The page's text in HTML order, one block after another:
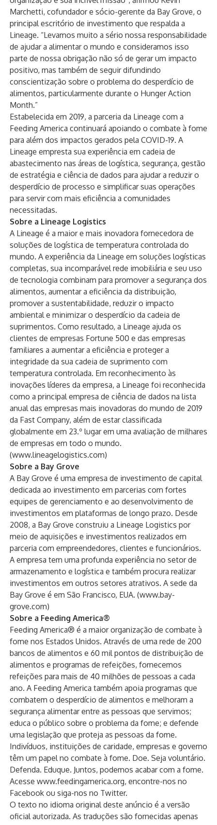
Marchetti, cofundador e sócio-gerente da Bay Grove, o
principal escritório de investimento que respalda a
Lineage. “Levamos muito a sério nossa responsabilidade
de ajudar a alimentar o mundo e consideramos isso
parte de nossa obrigação não só de gerar um impacto
positivo, mas também de seguir difundindo
conscientização sobre o problema do desperdício de
alimentos, particularmente durante o Hunger Action
Month.”
Estabelecida em 2019, a parceria da Lineage com a
Feeding America continuará apoiando o combate à fome
para além dos impactos gerados pela COVID-19. A
Lineage empresta sua experiência em cadeia de
abastecimento nas áreas de logística, segurança, gestão
de estratégia e ciência de dados para ajudar a reduzir o
desperdício de processo e simplificar suas operações
para servir com mais eficiência a comunidades
necessitadas.
Sobre a Lineage Logistics
A Lineage é a maior e mais inovadora fornecedora de
soluções de logística de temperatura controlada do
mundo. A experiência da Lineage em soluções logísticas
completas, sua incomparável rede imobiliária e seu uso
de tecnologia combinam para promover a segurança dos
alimentos, aumentar a eficiência da distribuição,
promover a sustentabilidade, reduzir o impacto
ambiental e minimizar o desperdício da cadeia de
suprimentos. Como resultado, a Lineage ajuda os
clientes de empresas Fortune 500 e das empresas
familiares a aumentar a eficiência e proteger a
integridade da sua cadeia de suprimento com
temperatura controlada. Em reconhecimento às
inovações líderes da empresa, a Lineage foi reconhecida
como a principal empresa de ciência de dados na lista
anual das empresas mais inovadoras do mundo de 2019
da Fast Company, além de estar classificada
globalmente em 23.º lugar em uma avaliação de milhares
de empresas em todo o mundo.
(www.lineagelogistics.com)
Sobre a Bay Grove
A Bay Grove é uma empresa de investimento de capital
dedicada ao investimento em parcerias com fortes
equipes de gerenciamento e ao desenvolvimento de
investimentos em plataformas de longo prazo. Desde
2008, a Bay Grove construiu a Lineage Logistics por
meio de aquisições e investimentos realizados em
parceria com empreendedores, clientes e funcionários.
A empresa tem uma profunda experiência no setor de
armazenamento e logística e também procura realizar
investimentos em outros setores atrativos. A sede da
Bay Grove é em São Francisco, EUA. (www.bay-
grove.com)
Sobre a Feeding America®
Feeding America® é a maior organização de combate à
fome nos Estados Unidos. Através de uma rede de 200
bancos de alimentos e 60 mil pontos de distribuição de
alimentos e programas de refeições, fornecemos
refeições para mais de 40 milhões de pessoas a cada
ano. A Feeding America também apoia programas que
combatem o desperdício de alimentos e melhoram a
segurança alimentar entre as pessoas que servimos;
educa o público sobre o problema da fome; e defende
uma legislação que proteja as pessoas da fome.
Indivíduos, instituições de caridade, empresas e governo
têm um papel no combate à fome. Doe. Seja voluntário.
Defenda. Eduque. Juntos, podemos acabar com a fome.
Acesse www.feedingamerica.org, encontre-nos no
Facebook ou siga-nos no Twitter.
O texto no idioma original deste anúncio é a versão
oficial autorizada. As traduções são fornecidas apenas